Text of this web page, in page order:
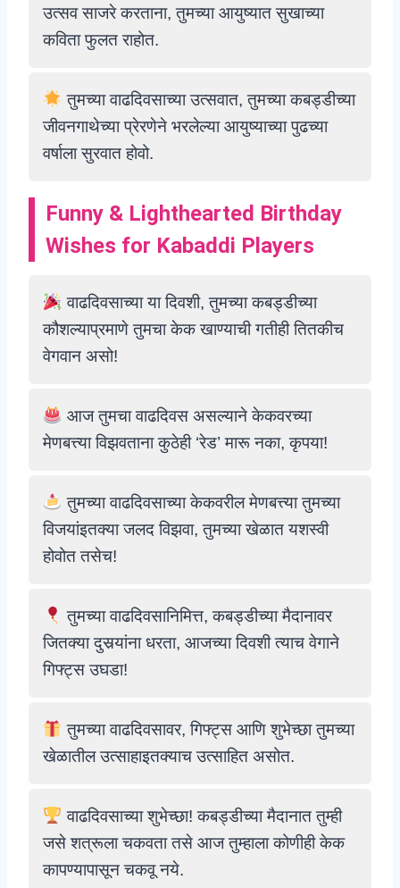
उत्सव साजरे करताना, तुमच्या आयुष्यात सुखाच्या
कविता फुलत राहोत.
तुमच्या वाढदिवसाच्या उत्सवात, तुमच्या कबड्डीच्या
जीवनगाथेच्या प्रेरणेने भरलेल्या आयुष्याच्या पुढच्या
वर्षाला सुरवात होवो.
Funny & Lighthearted Birthday
Wishes for Kabaddi Players
वाढदिवसाच्या या दिवशी, तुमच्या कबड्डीच्या
कौशल्याप्रमाणे तुमचा केक खाण्याची गतीही तितकीच
वेगवान असो!
आज तुमचा वाढदिवस असल्याने केकवरच्या
मेणबत्त्या विझवताना कुठेही ‘रेड’ मारू नका, कृपया!
तुमच्या वाढदिवसाच्या केकवरील मेणबत्त्या तुमच्या
विजयांइतक्या जलद विझवा, तुमच्या खेळात यशस्वी
होवोत तसेच!
तुमच्या वाढदिवसानिमित्त, कबड्डीच्या मैदानावर
जितक्या दुसर्‍यांना धरता, आजच्या दिवशी त्याच वेगाने
गिफ्ट्स उघडा!
तुमच्या वाढदिवसावर, गिफ्ट्स आणि शुभेच्छा तुमच्या
खेळातील उत्साहाइतक्याच उत्साहित असोत.
वाढदिवसाच्या शुभेच्छा! कबड्डीच्या मैदानात तुम्ही
जसे शत्रूला चकवता तसे आज तुम्हाला कोणीही केक
कापण्यापासून चकवू नये.